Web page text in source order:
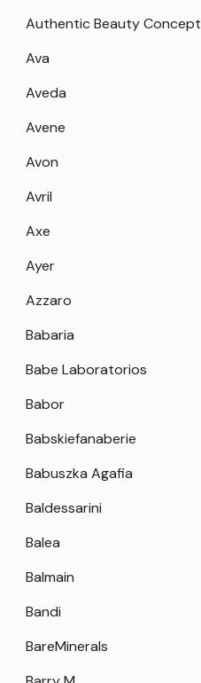
Authentic Beauty Concept
Ava
Aveda
Avene
Avon
Avril
Axe
Ayer
Azzaro
Babaria
Babe Laboratorios
Babor
Babskiefanaberie
Babuszka Agafia
Baldessarini
Balea
Balmain
Bandi
BareMinerals